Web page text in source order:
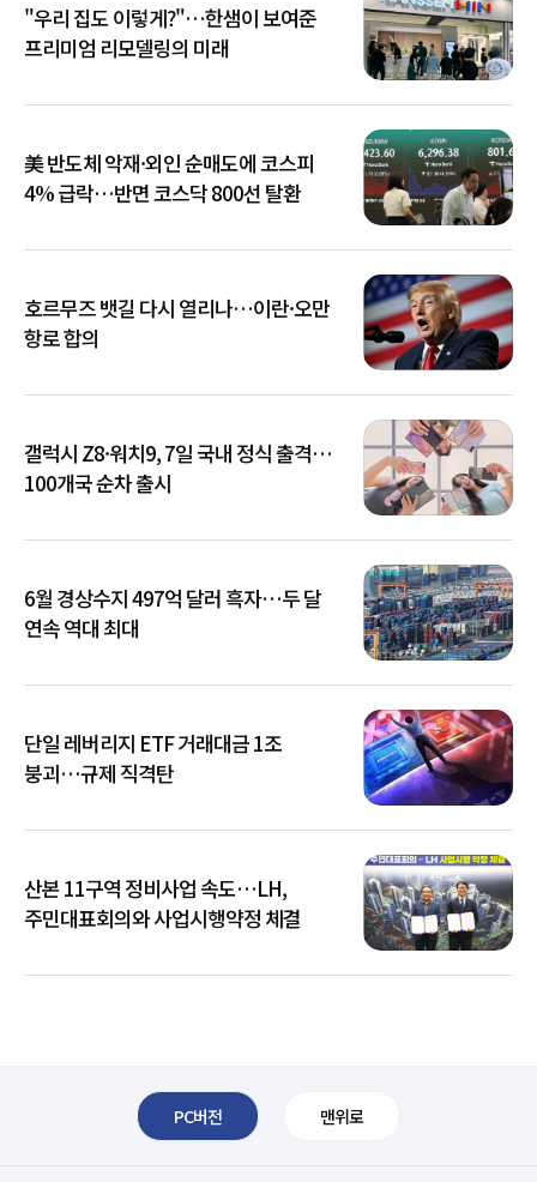
"우리 집도 이렇게?"…한샘이 보여준
프리미엄 리모델링의 미래
美 반도체 악재·외인 순매도에 코스피
4% 급락…반면 코스닥 800선 탈환
호르무즈 뱃길 다시 열리나…이란·오만
항로 합의
갤럭시 Z8·워치9, 7일 국내 정식 출격…
100개국 순차 출시
6월 경상수지 497억 달러 흑자…두 달
연속 역대 최대
단일 레버리지 ETF 거래대금 1조
붕괴…규제 직격탄
산본 11구역 정비사업 속도…LH,
주민대표회의와 사업시행약정 체결
PC버전 맨위로